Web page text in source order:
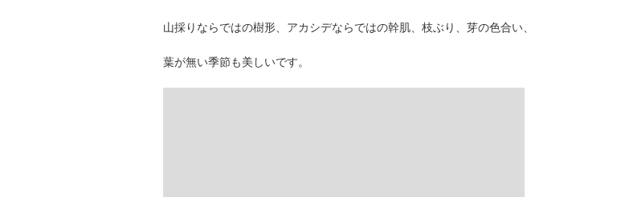
山採りならではの樹形、アカシデならではの幹肌、枝ぶり、芽の色合い、
葉が無い季節も美しいです。